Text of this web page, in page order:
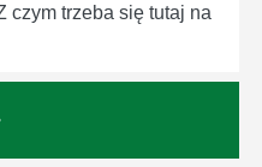
czym trzeba się tutaj na